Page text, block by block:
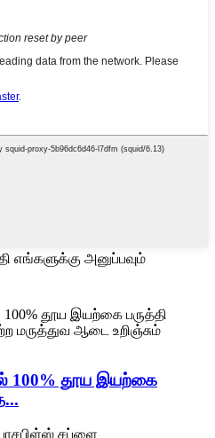
எங்களுக்கு அனுப்பவும்
100% தூய இயற்கை